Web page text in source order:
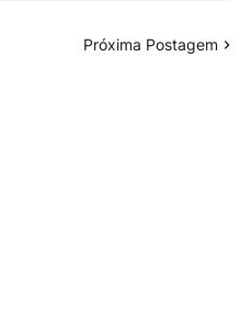
Próxima Postagem